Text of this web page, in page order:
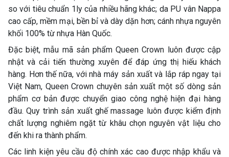
so với tiêu chuẩn 1ly của nhiều hãng khác; da PU vân Nappa
cao cấp, mềm mại, bền bỉ và dày dặn hơn; cánh nhựa nguyên
khối 100% từ nhựa Hàn Quốc.
Đặc biệt, mẫu mã sản phẩm Queen Crown luôn được cập
nhật và cải tiến thường xuyên để đáp ứng thị hiếu khách
hàng. Hơn thế nữa, với nhà máy sản xuất và lắp ráp ngay tại
Việt Nam, Queen Crown chuyên sản xuất một số dòng sản
phẩm cơ bản được chuyển giao công nghệ hiện đại hàng
đầu. Quy trình sản xuất ghế massage luôn được kiểm định
chất lượng nghiêm ngặt từ khâu chọn nguyên vật liệu cho
đến khi ra thành phẩm.
Các linh kiện yêu cầu độ chính xác cao được nhập khẩu và